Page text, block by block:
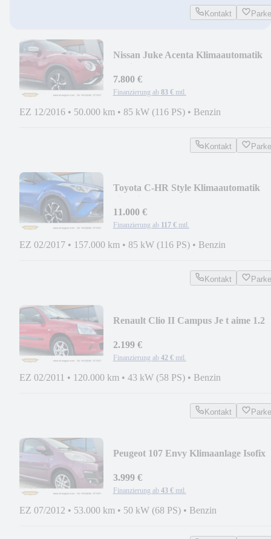
Kontakt
Nissan Juke Acenta Klimaautomatik
7.800 €
Finanzierung ab 83 € mtl.
EZ 12/2016 • 50.000 km • 85 kW (116 PS) • Benzin
Kontakt
Toyota C-HR Style Klimaautomatik
11.000 €
Finanzierung ab 117 € mtl.
EZ 02/2017 • 157.000 km • 85 kW (116 PS) • Benzin
Kontakt
Renault Clio II Campus Je t aime 1.2
2.199 €
Finanzierung ab 42 € mtl.
EZ 02/2011 • 120.000 km • 43 kW (58 PS) • Benzin
Kontakt
Peugeot 107 Envy Klimaanlage Isofix
3.999 €
Finanzierung ab 43 € mtl.
EZ 07/2012 • 53.000 km • 50 kW (68 PS) • Benzin